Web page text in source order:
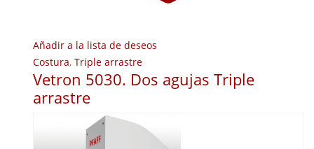
Añadir a la lista de deseos
Costura, Triple arrastre
Vetron 5030. Dos agujas Triple
arrastre